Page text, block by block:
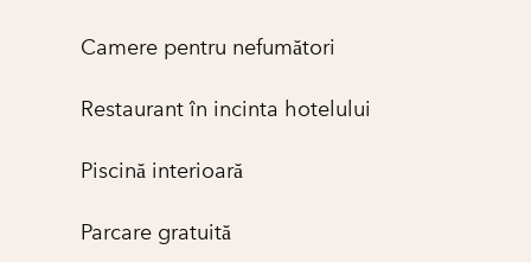
Camere pentru nefumători
Restaurant în incinta hotelului
Piscină interioară
Parcare gratuită